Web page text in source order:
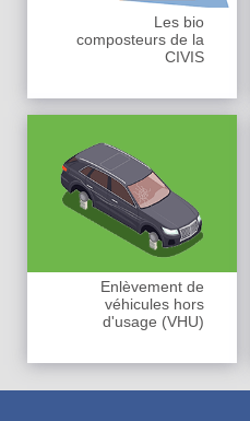
Les bio
composteurs de la
CIVIS
Enlèvement de
véhicules hors
d'usage (VHU)